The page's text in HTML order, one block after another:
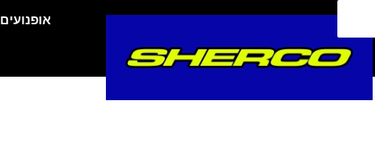
אופנועים